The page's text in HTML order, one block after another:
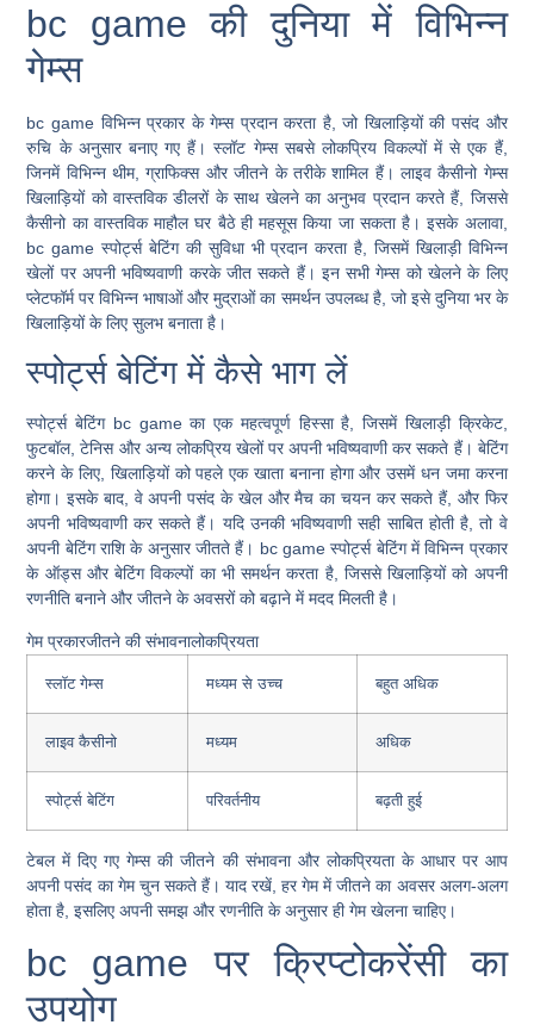
bc game की दुनिया में विभिन्न
गेम्स
bc game विभिन्न प्रकार के गेम्स प्रदान करता है, जो खिलाड़ियों की पसंद और
रुचि के अनुसार बनाए गए हैं। स्लॉट गेम्स सबसे लोकप्रिय विकल्पों में से एक हैं,
जिनमें विभिन्न थीम, ग्राफिक्स और जीतने के तरीके शामिल हैं। लाइव कैसीनो गेम्स
खिलाड़ियों को वास्तविक डीलरों के साथ खेलने का अनुभव प्रदान करते हैं, जिससे
कैसीनो का वास्तविक माहौल घर बैठे ही महसूस किया जा सकता है। इसके अलावा,
bc game स्पोर्ट्स बेटिंग की सुविधा भी प्रदान करता है, जिसमें खिलाड़ी विभिन्न
खेलों पर अपनी भविष्यवाणी करके जीत सकते हैं। इन सभी गेम्स को खेलने के लिए
प्लेटफॉर्म पर विभिन्न भाषाओं और मुद्राओं का समर्थन उपलब्ध है, जो इसे दुनिया भर के
खिलाड़ियों के लिए सुलभ बनाता है।
स्पोर्ट्स बेटिंग में कैसे भाग लें
स्पोर्ट्स बेटिंग bc game का एक महत्वपूर्ण हिस्सा है, जिसमें खिलाड़ी क्रिकेट,
फुटबॉल, टेनिस और अन्य लोकप्रिय खेलों पर अपनी भविष्यवाणी कर सकते हैं। बेटिंग
करने के लिए, खिलाड़ियों को पहले एक खाता बनाना होगा और उसमें धन जमा करना
होगा। इसके बाद, वे अपनी पसंद के खेल और मैच का चयन कर सकते हैं, और फिर
अपनी भविष्यवाणी कर सकते हैं। यदि उनकी भविष्यवाणी सही साबित होती है, तो वे
अपनी बेटिंग राशि के अनुसार जीतते हैं। bc game स्पोर्ट्स बेटिंग में विभिन्न प्रकार
के ऑड्स और बेटिंग विकल्पों का भी समर्थन करता है, जिससे खिलाड़ियों को अपनी
रणनीति बनाने और जीतने के अवसरों को बढ़ाने में मदद मिलती है।
गेम प्रकारजीतने की संभावनालोकप्रियता
स्लॉट गेम्स मध्यम से उच्च बहुत अधिक
लाइव कैसीनो मध्यम अधिक
स्पोर्ट्स बेटिंग परिवर्तनीय बढ़ती हुई
टेबल में दिए गए गेम्स की जीतने की संभावना और लोकप्रियता के आधार पर आप
अपनी पसंद का गेम चुन सकते हैं। याद रखें, हर गेम में जीतने का अवसर अलग-अलग
होता है, इसलिए अपनी समझ और रणनीति के अनुसार ही गेम खेलना चाहिए।
bc game पर क्रिप्टोकरेंसी का
उपयोग